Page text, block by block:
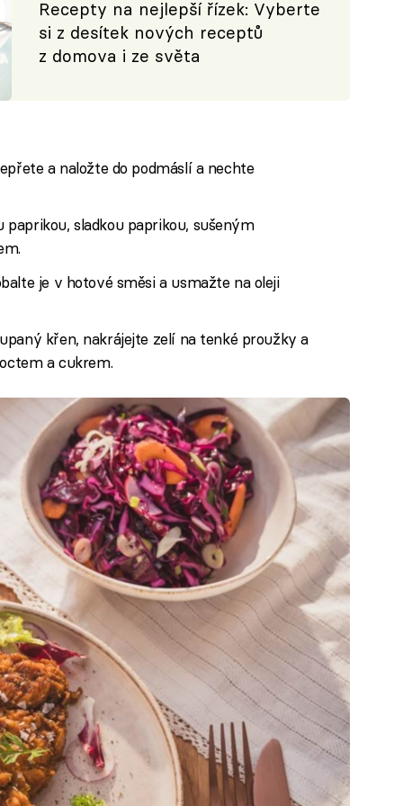
Recepty na nejlepší řízek: Vyberte
si z desítek nových receptů
z domova i ze světa
a naložte do podmáslí a nechte
sladkou paprikou, sušeným
je v hotové směsi a usmažte na oleji
křen, nakrájejte zelí na tenké proužky a
a cukrem.